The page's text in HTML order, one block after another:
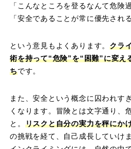
「こんなところを登るなんて危険
「安全であることが常に優先され
という意見もよくあります。クラ
術を持って“危険”を“困難”に変え
ちです。
また、安全という概念に囚われす
くなります。冒険とは文字通り、
と。 リスクと自分の実力を秤にか
の挑戦を経て、自己成長していけ